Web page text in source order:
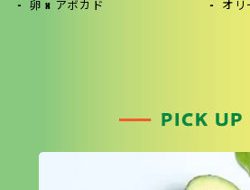
卵 x アボカド オリ